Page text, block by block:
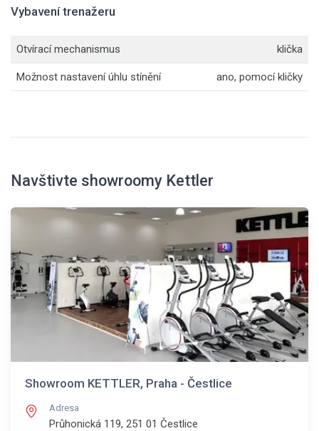
Vybavení trenažeru
Otvírací mechanismus klička
Možnost nastavení úhlu stínění ano, pomocí kličky
Navštivte showroomy Kettler
Showroom KETTLER, Praha - Čestlice
Adresa
Průhonická 119, 251 01 Čestlice